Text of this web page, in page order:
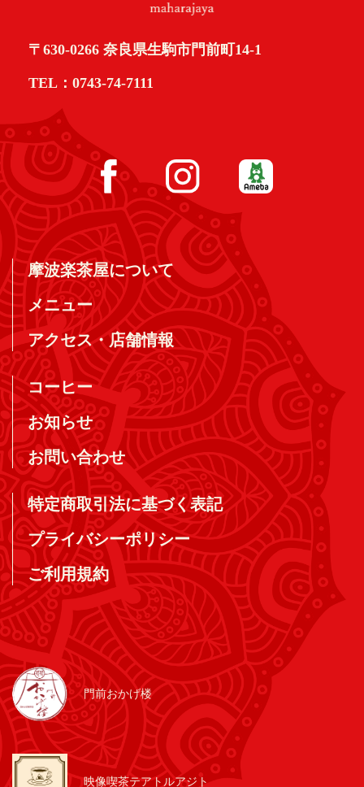
〒630-0266 奈良県生駒市門前町14-1
TEL：0743-74-7111
摩波楽茶屋について
メニュー
アクセス・店舗情報
コーヒー
お知らせ
お問い合わせ
特定商取引法に基づく表記
プライバシーポリシー
ご利用規約
門前おかげ楼
映像喫茶テアトルアジト